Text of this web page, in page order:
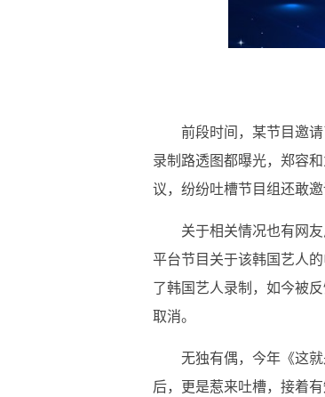
前段时间，某节目邀
录制路透图都曝光，郑容
议，纷纷吐槽节目组还敢邀
关于相关情况也有网
平台节目关于该韩国艺人
了韩国艺人录制，如今被
取消。
无独有偶，今年《这
后，更是惹来吐槽，接着